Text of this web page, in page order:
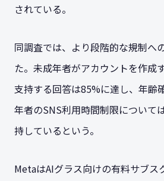
されている。
同調査では、より段階的な規制へ
た。未成年者がアカウントを作成
支持する回答は85%に達し、年齢
年者のSNS利用時間制限について
持しているという。
MetaはAIグラス向けの有料サブス